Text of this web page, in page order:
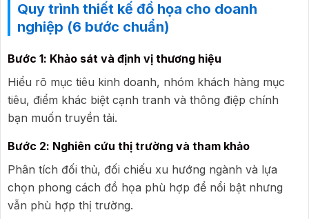
Quy trình thiết kế đồ họa cho doanh
nghiệp (6 bước chuẩn)
Bước 1: Khảo sát và định vị thương hiệu
Hiểu rõ mục tiêu kinh doanh, nhóm khách hàng mục
tiêu, điểm khác biệt cạnh tranh và thông điệp chính
bạn muốn truyền tải.
Bước 2: Nghiên cứu thị trường và tham khảo
Phân tích đối thủ, đối chiếu xu hướng ngành và lựa
chọn phong cách đồ họa phù hợp để nổi bật nhưng
vẫn phù hợp thị trường.